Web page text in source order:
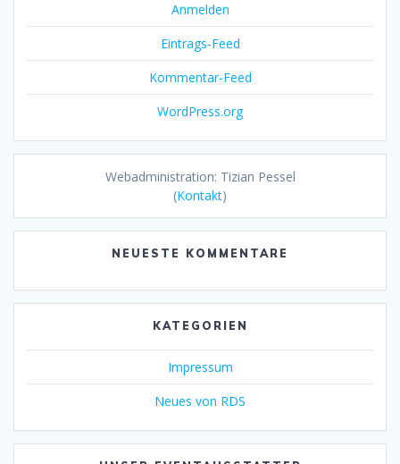
Anmelden
Eintrags-Feed
Kommentar-Feed
WordPress.org
Webadministration: Tizian Pessel
(Kontakt)
NEUESTE KOMMENTARE
KATEGORIEN
Impressum
Neues von RDS